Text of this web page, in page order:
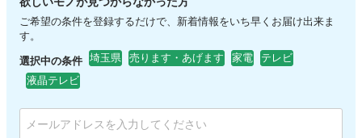
ご希望の条件を登録するだけで、新着情報をいち早くお届け出来ま
す。
選択中の条件 埼玉県 売ります・あげます 家電
テレビ
液晶テレビ